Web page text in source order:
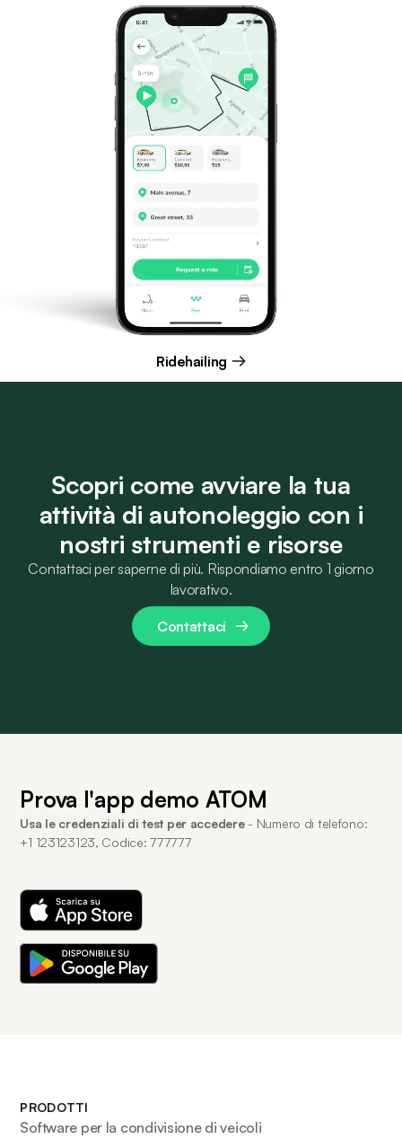
Ridehailing
Scopri come avviare la tua
attività di autonoleggio con i
nostri strumenti e risorse
Contattaci per saperne di più. Rispondiamo entro 1 giorno
lavorativo.
Contattaci
Prova l'app demo ATOM
Usa le credenziali di test per accedere- Numero di telefono:
+1 123123123, Codice: 777777
PRODOTTI
Software per la condivisione di veicoli